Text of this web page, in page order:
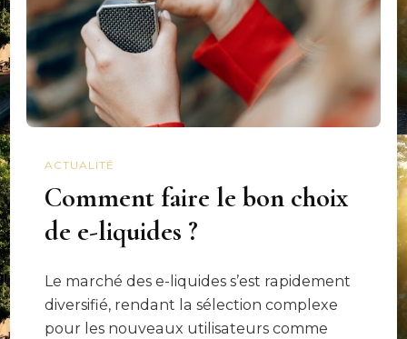
ACTUALITÉ
Comment faire le bon choix
de e-liquides ?
Le marché des e-liquides s’est rapidement
diversifié, rendant la sélection complexe
pour les nouveaux utilisateurs comme